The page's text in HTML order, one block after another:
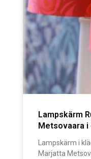
Lampskärm
Metsovaara
Lampskärm i
Marjatta